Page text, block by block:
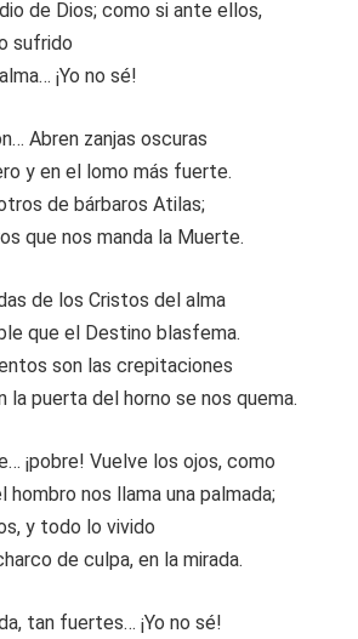
de Dios; como si ante ellos,
sufrido
¡Yo no sé!
Abren zanjas oscuras
y en el lomo más fuerte.
de bárbaros Atilas;
que nos manda la Muerte.
de los Cristos del alma
que el Destino blasfema.
son las crepitaciones
la puerta del horno se nos quema.
¡pobre! Vuelve los ojos, como
hombro nos llama una palmada;
y todo lo vivido
de culpa, en la mirada.
tan fuertes… ¡Yo no sé!